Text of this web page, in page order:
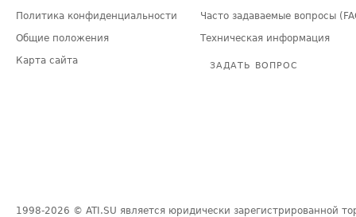
Политика конфиденциальности
Общие положения
Карта сайта
Часто задаваемые вопросы
Техническая информация
ЗАДАТЬ ВОПРОС
1998-2026 © ATI.SU является юридически зарегистрированной